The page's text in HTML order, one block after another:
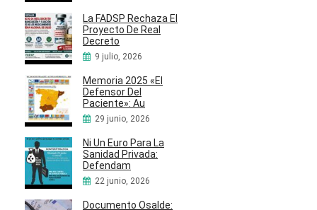
La FADSP Rechaza El
Proyecto De Real
Decreto
9 julio, 2026
Memoria 2025 «El
Defensor Del
Paciente»: Au
29 junio, 2026
Ni Un Euro Para La
Sanidad Privada:
Defendam
22 junio, 2026
Documento Osalde: